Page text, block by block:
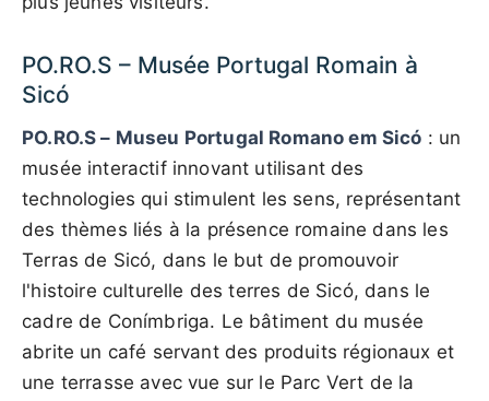
PO.RO.S – Musée Portugal Romain à
Sicó
PO.RO.S – Museu Portugal Romano em Sicó : un
musée interactif innovant utilisant des
technologies qui stimulent les sens, représentant
des thèmes liés à la présence romaine dans les
Terras de Sicó, dans le but de promouvoir
l'histoire culturelle des terres de Sicó, dans le
cadre de Conímbriga. Le bâtiment du musée
abrite un café servant des produits régionaux et
une terrasse avec vue sur le Parc Vert de la